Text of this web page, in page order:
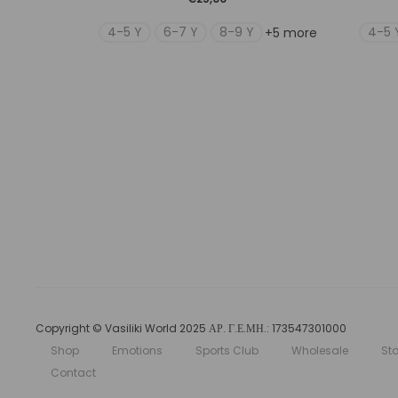
έχει
προϊόντος
4-5 Y 6-7 Y 8-9 Y +5 more 4-5
Copyright © Vasiliki World 2025 ΑΡ. Γ.Ε.ΜΗ.: 173547301000
Shop
Emotions Sports Club Wholesale
Contact